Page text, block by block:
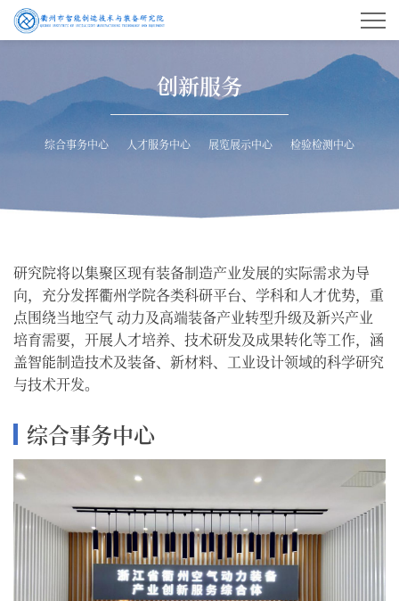
创新服务
综合事务中心 人才服务中心 展览展示中心 检验检测中心
研究院将以集聚区现有装备制造产业发展的实际需求为导
向，充分发挥衢州学院各类科研平台、学科和人才优势，重
点围绕当地空气 动力及高端装备产业转型升级及新兴产业
培育需要，开展人才培养、技术研发及成果转化等工作，涵
盖智能制造技术及装备、新材料、工业设计领域的科学研究
与技术开发。
综合事务中心